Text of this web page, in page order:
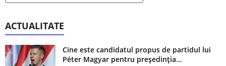
ACTUALITATE
Cine este candidatul propus de partidul lui
Péter Magyar pentru președinția...